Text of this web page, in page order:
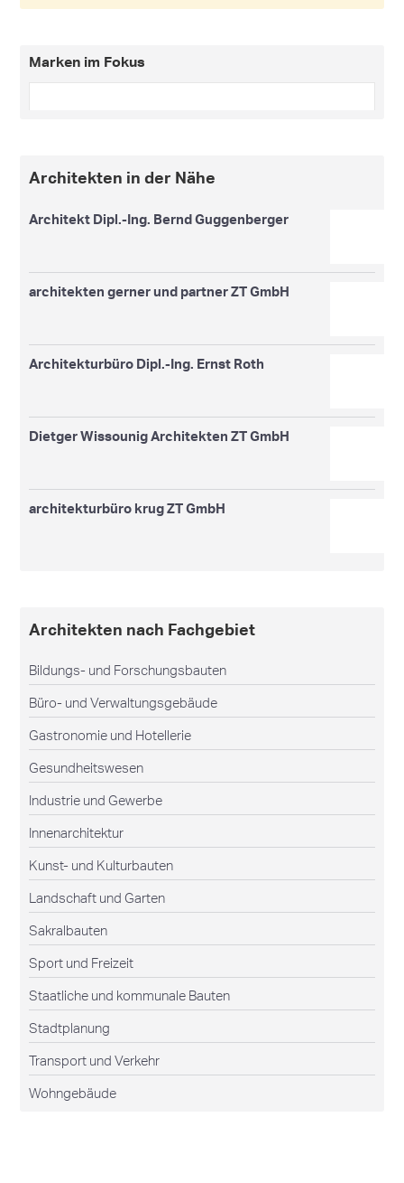
Marken im Fokus
Architekten in der Nähe
Architekt Dipl.-Ing. Bernd Guggenberger
architekten gerner und partner ZT GmbH
Architekturbüro Dipl.-Ing. Ernst Roth
Dietger Wissounig Architekten ZT GmbH
architekturbüro krug ZT GmbH
Architekten nach Fachgebiet
Bildungs- und Forschungsbauten
Büro- und Verwaltungsgebäude
Gastronomie und Hotellerie
Gesundheitswesen
Industrie und Gewerbe
Innenarchitektur
Kunst- und Kulturbauten
Landschaft und Garten
Sakralbauten
Sport und Freizeit
Staatliche und kommunale Bauten
Stadtplanung
Transport und Verkehr
Wohngebäude